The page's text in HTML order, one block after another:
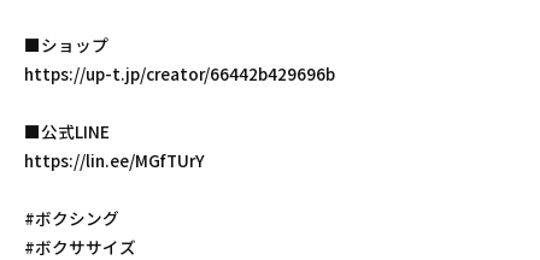
■ショップ
https://up-t.jp/creator/66442b429696b
■公式LINE
https://lin.ee/MGfTUrY
#ボクシング
#ボクササイズ